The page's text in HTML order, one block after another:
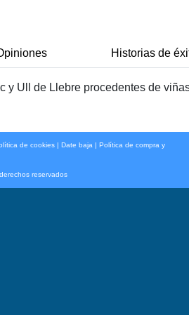
Historias de
Ull de Llebre procedentes de
de cookies Date baja
Política de compra y
reservados